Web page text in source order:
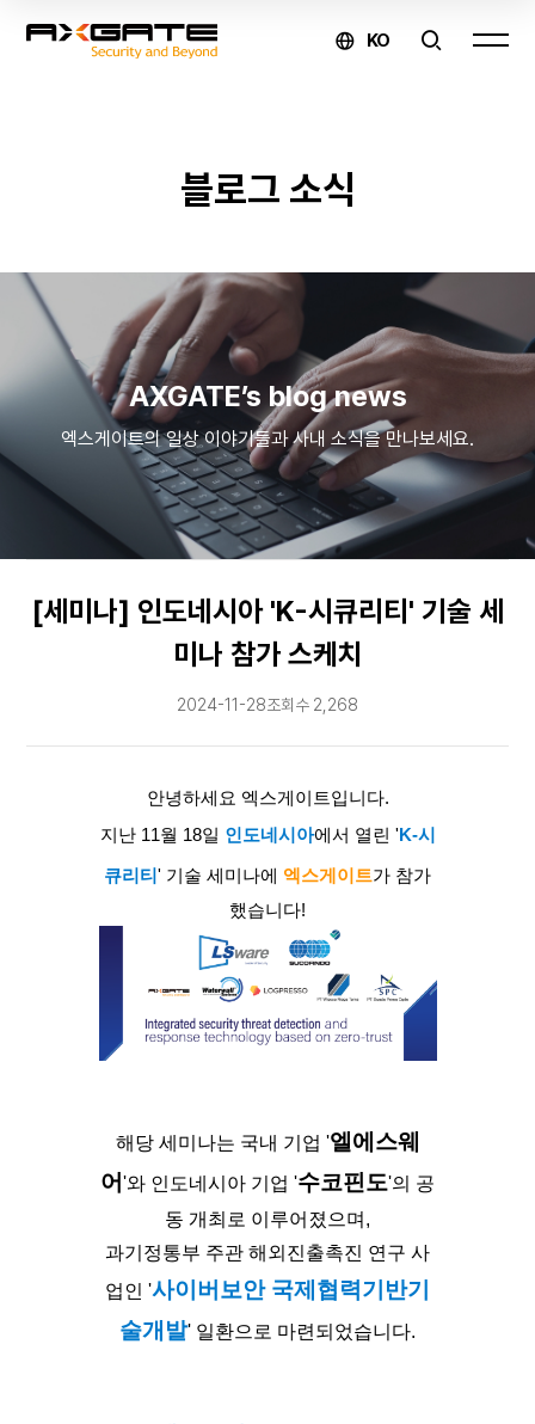
KO
제품
구매 및
문의
↗
유지보수
↗
블로그 소식
AXGATE’s blog news
엑스게이트의 일상 이야기들과 사내 소식을 만나보세요.
[세미나] 인도네시아 'K-시큐리티' 기술 세
미나 참가 스케치
2024-11-28조회수 2,268
안녕하세요 엑스게이트입니다.
​지난 11월 18일 인도네시아에서 열린 ' K-시
큐리티 ' 기술 세미나에 엑스게이트가 참가
했습니다!
해당 세미나는 국내 기업 '엘에스웨
어 '와 인도네시아 기업 '수코핀도'의 공
동 개최로 이루어졌으며,
과기정통부 주관 해외진출촉진 연구 사
업인 '사이버보안 국제협력기반기
술개발' 일환으로 마련되었습니다.